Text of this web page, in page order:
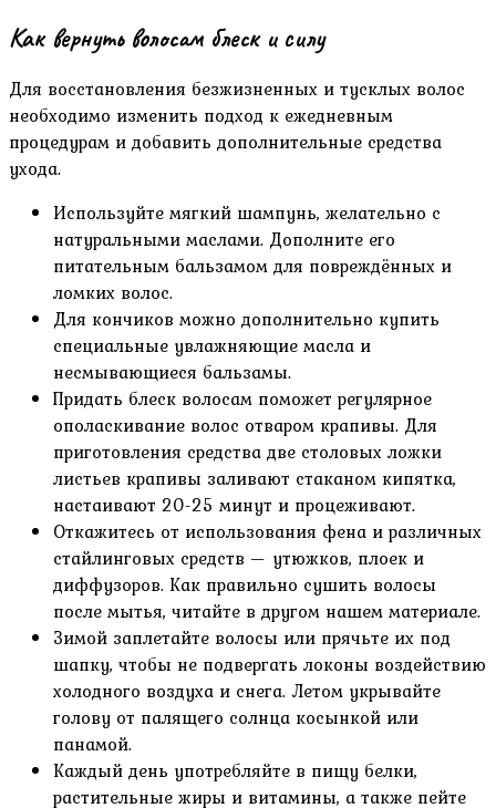
Как вернуть волосам блеск и силу
Для восстановления безжизненных и тусклых волос
необходимо изменить подход к ежедневным
процедурам и добавить дополнительные средства
ухода.
Используйте мягкий шампунь, желательно с
натуральными маслами. Дополните его
питательным бальзамом для повреждённых и
ломких волос.
Для кончиков можно дополнительно купить
специальные увлажняющие масла и
несмывающиеся бальзамы.
Придать блеск волосам поможет регулярное
ополаскивание волос отваром крапивы. Для
приготовления средства две столовых ложки
листьев крапивы заливают стаканом кипятка,
настаивают 20-25 минут и процеживают.
Откажитесь от использования фена и различных
стайлинговых средств — утюжков, плоек и
диффузоров. Как правильно сушить волосы
после мытья, читайте в другом нашем материале.
Зимой заплетайте волосы или прячьте их под
шапку, чтобы не подвергать локоны воздействию
холодного воздуха и снега. Летом укрывайте
голову от палящего солнца косынкой или
панамой.
Каждый день употребляйте в пищу белки,
растительные жиры и витамины, а также пейте